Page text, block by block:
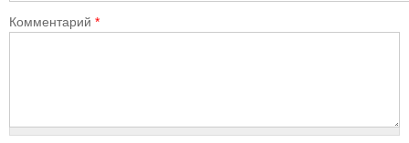
Комментарий *